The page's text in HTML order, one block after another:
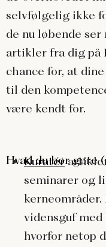
selvfølgelig ikke
de nu løbende
artikler fra dig på
chance for, at
til den
være kendt for.
Hvad du bør gøre
Kuratér
seminarer og
vidensguf
hvorfor netop